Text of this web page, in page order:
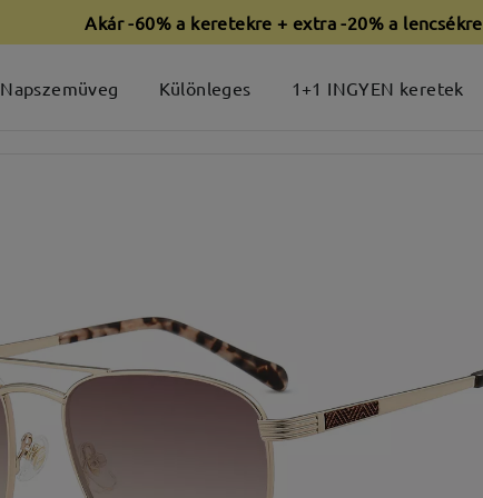
Akár -60% a keretekre + extra -20% a lencsékre
Napszemüveg Különleges 1+1 INGYEN keretek